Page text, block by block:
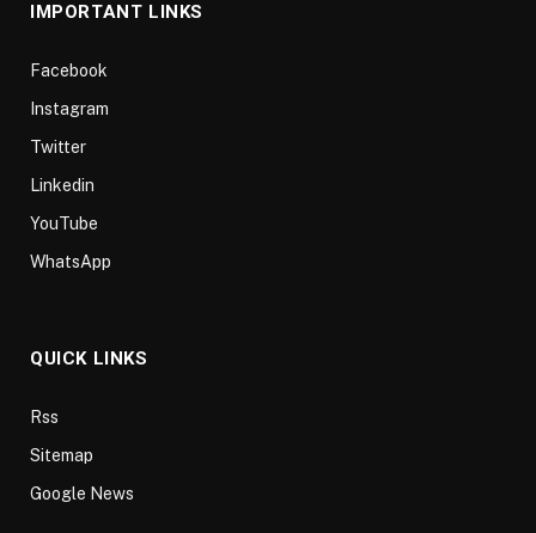
IMPORTANT LINKS
Facebook
Instagram
Twitter
Linkedin
YouTube
WhatsApp
QUICK LINKS
Rss
Sitemap
Google News